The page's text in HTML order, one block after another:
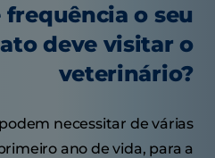
frequência o seu
deve visitar o
veterinário?
necessitar de várias
ano de vida, para a